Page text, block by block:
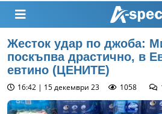
Жесток удар по джоба:
поскъпва драстично, в
евтино (ЦЕНИТЕ)
16:42 | 15 декември 23 1058